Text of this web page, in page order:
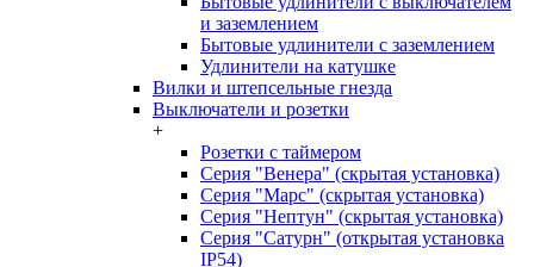
и заземлением
Бытовые удлинители с заземлением
Удлинители на катушке
Вилки и штепсельные гнезда
Выключатели и розетки
+
Розетки с таймером
Серия "Венера" (скрытая установка)
Серия "Марс" (скрытая установка)
Серия "Нептун" (скрытая установка)
Серия "Сатурн" (открытая установка
IP54)